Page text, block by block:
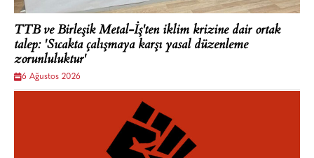
TTB ve Birleşik Metal-İş'ten iklim krizine dair ortak
talep: 'Sıcakta çalışmaya karşı yasal düzenleme
zorunluluktur'
6 Ağustos 2026